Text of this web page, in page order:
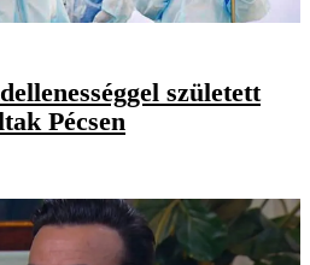
született
Pécsen